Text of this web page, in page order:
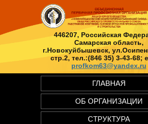
446207, Российская
Самарская область,
г.Новокуйбышевск,
стр.2, тел.:(846 35) 3-43-68;
profkom63@yandex.ru
ГЛАВНАЯ
ОБ ОРГАНИЗАЦИИ
СТРУКТУРА